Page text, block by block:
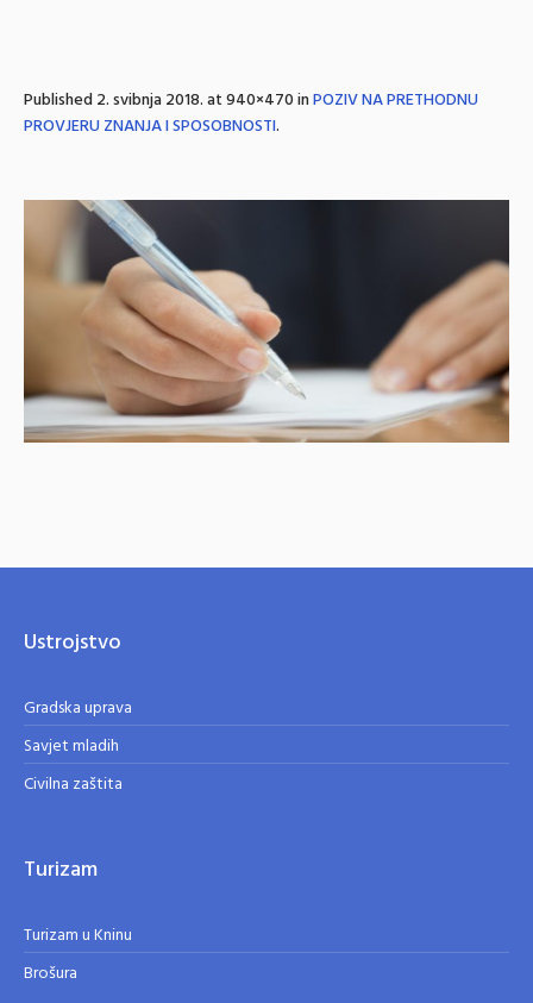
Published2. svibnja 2018.at 940×470 inPOZIV NA PRETHODNU
PROVJERU ZNANJA I SPOSOBNOSTI.
Ustrojstvo
Gradska uprava
Savjet mladih
Civilna zaštita
Turizam
Turizam u Kninu
Brošura